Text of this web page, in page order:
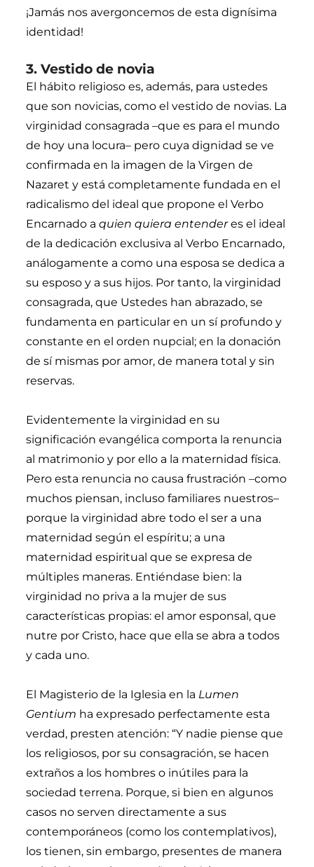
¡Jamás nos avergoncemos de esta dignísima
identidad!
3. Vestido de novia
El hábito religioso es, además, para ustedes
que son novicias, como el vestido de novias. La
virginidad consagrada –que es para el mundo
de hoy una locura– pero cuya dignidad se ve
confirmada en la imagen de la Virgen de
Nazaret y está completamente fundada en el
radicalismo del ideal que propone el Verbo
Encarnado aquien quiera entenderes el ideal
de la dedicación exclusiva al Verbo Encarnado,
análogamente a como una esposa se dedica a
su esposo y a sus hijos. Por tanto, la virginidad
consagrada, que Ustedes han abrazado, se
fundamenta en particular en un sí profundo y
constante en el orden nupcial; en la donación
de sí mismas por amor, de manera total y sin
reservas.
Evidentemente la virginidad en su
significación evangélica comporta la renuncia
al matrimonio y por ello a la maternidad física.
Pero esta renuncia no causa frustración –como
muchos piensan, incluso familiares nuestros–
porque la virginidad abre todo el ser a una
maternidad según el espíritu; a una
maternidad espiritual que se expresa de
múltiples maneras. Entiéndase bien: la
virginidad no priva a la mujer de sus
características propias: el amor esponsal, que
nutre por Cristo, hace que ella se abra a todos
y cada uno.
El Magisterio de la Iglesia en la Lumen
Gentium ha expresado perfectamente esta
verdad, presten atención: “Y nadie piense que
los religiosos, por su consagración, se hacen
extraños a los hombres o inútiles para la
sociedad terrena. Porque, si bien en algunos
casos no serven directamente a sus
contemporáneos (como los contemplativos),
los tienen, sin embargo, presentes de manera